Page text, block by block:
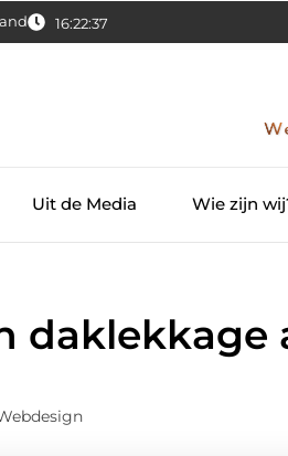
16:22:38
Uit de Media Wie zijn
daklekkage